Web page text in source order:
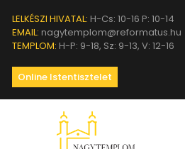
LELKÉSZI HIVATAL: H-Cs: 10-16 P: 10-14
EMAIL: nagytemplom@reformatus.hu
TEMPLOM: H-P: 9-18, Sz: 9-13, V: 12-16
Online Istentisztelet